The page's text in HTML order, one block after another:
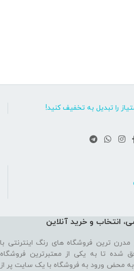
را تبدیل به تخفیف کنید!
انتخاب و خرید آنلاین
ترین فروشگاه های رنگ اینترنتی با
شده تا به یکی از معتبرترین فروشگاه
به محض ورود به فروشگاه با یک سایت پر از